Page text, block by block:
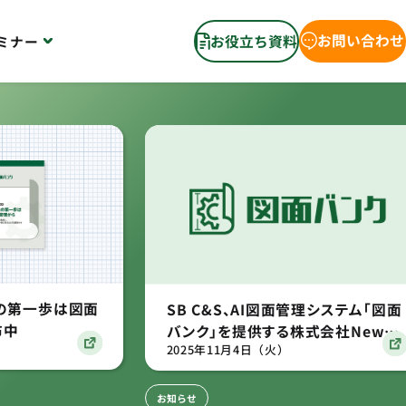
ナー お役立ち資料 お問い合わせ
第一歩は図面
SB C&S、AI図面管理システム「図面
バンク」を提供する株式会社New
Innovationsと国内初のディストリ
ビューター契約を締結
2025年11月4日（火）
お知らせ